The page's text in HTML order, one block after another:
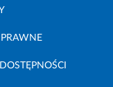
PRAWNE